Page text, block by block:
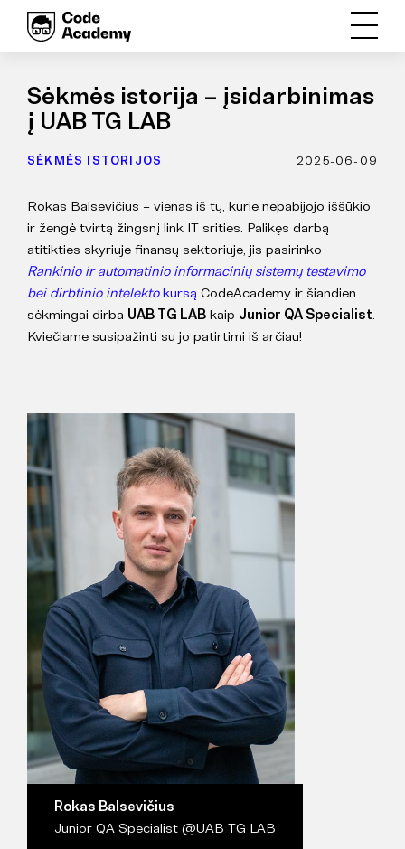
Sėkmės istorija – įsidarbinimas
į UAB TG LAB
SĖKMĖS ISTORIJOS 2025-06-09
Rokas Balsevičius – vienas iš tų, kurie nepabijojo iššūkio
ir žengė tvirtą žingsnį link IT srities. Palikęs darbą
atitikties skyriuje finansų sektoriuje, jis pasirinko
Rankinio ir automatinio informacinių sistemų testavimo
bei dirbtinio intelektokursą CodeAcademy ir šiandien
sėkmingai dirba UAB TG LAB kaip Junior QA Specialist.
Kviečiame susipažinti su jo patirtimi iš arčiau!
Rokas Balsevičius
Junior QA Specialist @UAB TG LAB